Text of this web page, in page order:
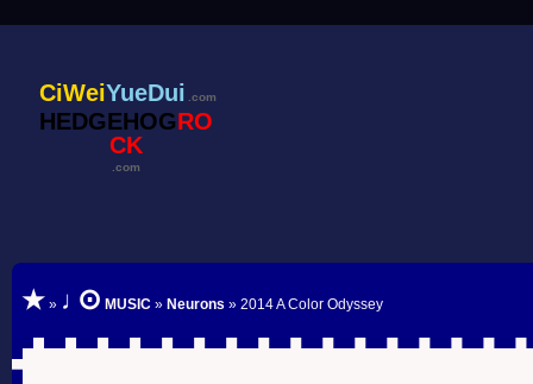
CiWeiYueDui .com
HEDGEHOGRO
CK
.com
★ » ♩⊙ MUSIC » Neurons » 2014 A Color Odyssey